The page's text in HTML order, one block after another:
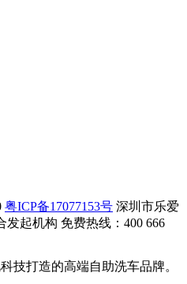
粤ICP备17077153号 深圳市乐爱
发起机构 免费热线：400 666
技打造的高端自助洗车品牌。